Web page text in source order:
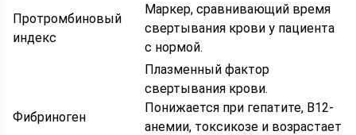
Протромбиновый
индекс
Маркер, сравнивающий время
свертывания крови у пациента
с нормой.
Фибриноген
Плазменный фактор
свертывания крови.
Понижается при гепатите, В12-
анемии, токсикозе и возрастает